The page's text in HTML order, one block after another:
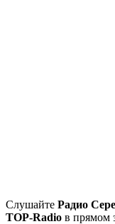
Cлушайте Радио
TOP-Radio в прямом